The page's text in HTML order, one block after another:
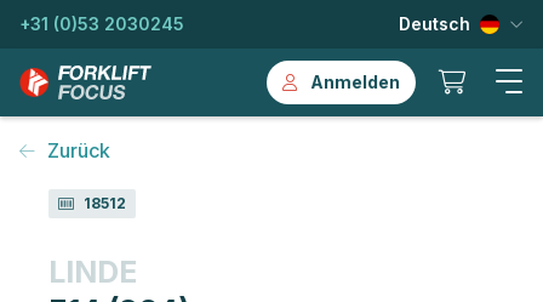
+31 (0)53 2030245 Deutsch
Anmelden
Zurück
18512
LINDE